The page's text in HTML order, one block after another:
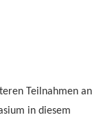
Teilnahmen an
in diesem